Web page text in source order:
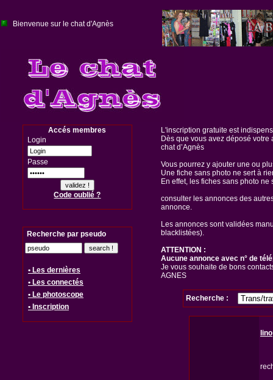
Bienvenue sur le chat d'Agnès
Accés membres
Login
Passe
Code oublié ?
Recherche par pseudo
• Les dernières
• Les connectés
• Le photoscope
• Inscription
L'inscription gratuite est
Dès que vous avez déposé
chat d’Agnès
Vous pourrez y ajouter une ou
Une fiche sans photo ne sert à
En effet, les fiches sans photo
consulter les annonces des
annonce.
Les annonces sont validées
blacklistées).
ATTENTION :
Aucune annonce avec n° de
Je vous souhaite de bons
AGNES
Recherche :
lino